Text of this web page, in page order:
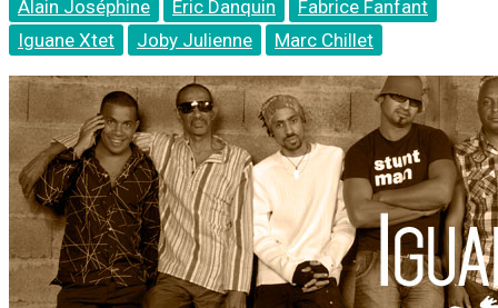
Alain Joséphine Eric Danquin
Fabrice Fanfant
Iguane Xtet
Joby Julienne Marc Chillet